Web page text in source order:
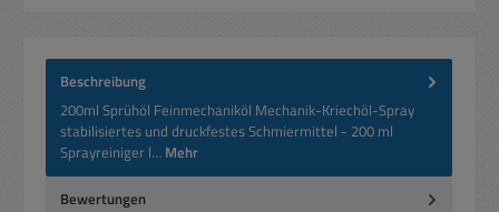
Beschreibung
200ml Sprühöl Feinmechaniköl Mechanik-Kriechöl-Spray
stabilisiertes und druckfestes Schmiermittel - 200 ml
Sprayreiniger l… Mehr
Bewertungen